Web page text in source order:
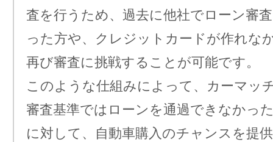
査を行うため、過去に他社でローン審
った方や、クレジットカードが作れな
再び審査に挑戦することが可能です。
このような仕組みによって、カーマッ
審査基準ではローンを通過できなかっ
に対して、自動車購入のチャンスを提